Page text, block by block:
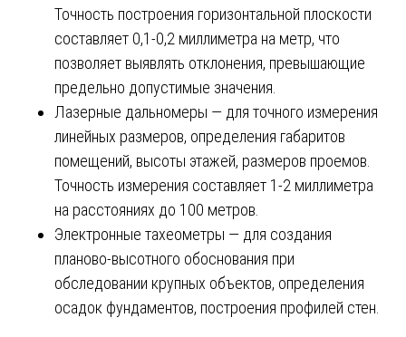
Точность построения горизонтальной плоскости
составляет 0,1-0,2 миллиметра на метр, что
позволяет выявлять отклонения, превышающие
предельно допустимые значения.
Лазерные дальномеры — для точного измерения
линейных размеров, определения габаритов
помещений, высоты этажей, размеров проемов.
Точность измерения составляет 1-2 миллиметра
на расстояниях до 100 метров.
Электронные тахеометры — для создания
планово-высотного обоснования при
обследовании крупных объектов, определения
осадок фундаментов, построения профилей стен.